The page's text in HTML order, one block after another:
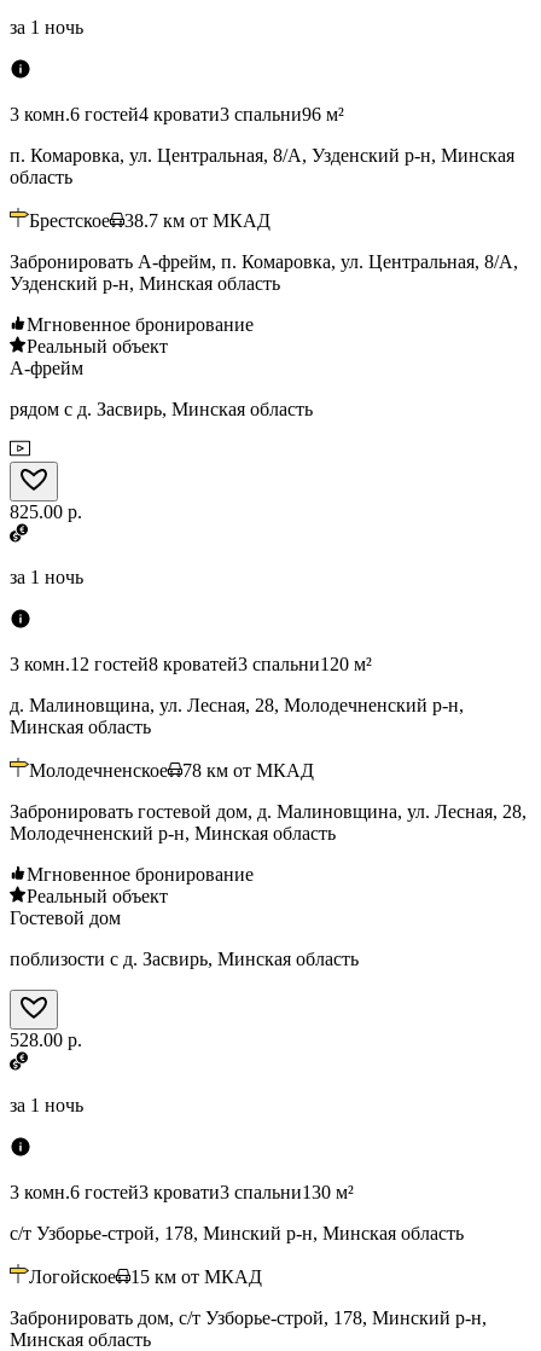
за 1 ночь
3 комн.6 гостей4 кровати3 спальни96 м²
п. Комаровка, ул. Центральная, 8/А, Узденский р-н, Минская
область
Брестское 38.7 км от МКАД
Забронировать А-фрейм, п. Комаровка, ул. Центральная, 8/А,
Узденский р-н, Минская область
Мгновенное бронирование
Реальный объект
А-фрейм
рядом с д. Засвирь, Минская область
825.00 р.
за 1 ночь
3 комн.12 гостей8 кроватей3 спальни120 м²
д. Малиновщина, ул. Лесная, 28, Молодечненский р-н,
Минская область
Молодечненское 78 км от МКАД
Забронировать гостевой дом, д. Малиновщина, ул. Лесная, 28,
Молодечненский р-н, Минская область
Мгновенное бронирование
Реальный объект
Гостевой дом
поблизости с д. Засвирь, Минская область
528.00 р.
за 1 ночь
3 комн.6 гостей3 кровати3 спальни130 м²
с/т Узборье-строй, 178, Минский р-н, Минская область
Логойское 15 км от МКАД
Забронировать дом, с/т Узборье-строй, 178, Минский р-н,
Минская область